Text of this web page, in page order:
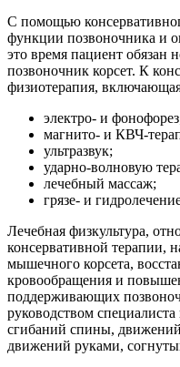
С помощью
функции позвоночника и
это время пациент
позвоночник корсет. К
физиотерапия,
электро- и
магнито- и КВЧ-
ультразвук;
ударно-волновую
лечебный массаж;
грязе- и
Лечебная физкультура,
консервативной терапии,
мышечного корсета,
кровообращения и
поддерживающих
руководством
сгибаний спины,
движений руками,